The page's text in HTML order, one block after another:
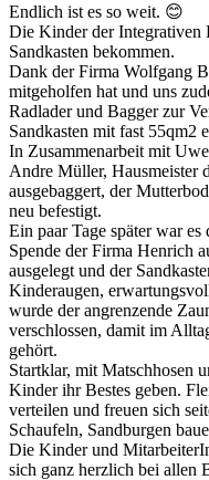
Endlich ist es so weit. 😊
Die Kinder der Integrativen
Sandkasten bekommen.
Dank der Firma Wolfgang
mitgeholfen hat und uns
Radlader und Bagger zur
Sandkasten mit fast 55qm2
In Zusammenarbeit mit
Andre Müller, Hausmeister
ausgebaggert, der
neu befestigt.
Ein paar Tage später war
Spende der Firma Henrich
ausgelegt und der
Kinderaugen,
wurde der angrenzende
verschlossen, damit im
gehört.
Startklar, mit Matschhosen
Kinder ihr Bestes geben.
verteilen und freuen sich
Schaufeln, Sandburgen
Die Kinder und
sich ganz herzlich bei allen